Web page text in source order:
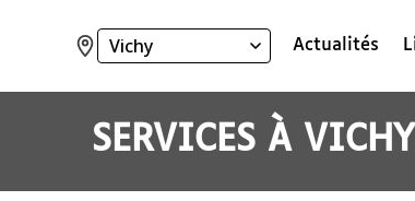
Ville
Actualités
SERVICES ÀVICHY